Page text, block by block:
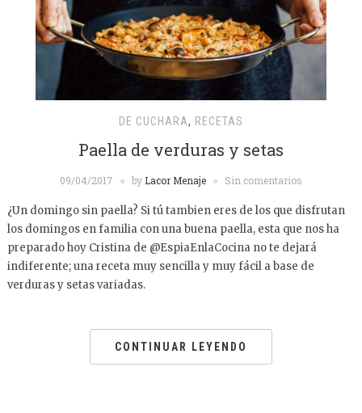
DE CUCHARA, RECETAS
Paella de verduras y setas
09/04/2017 by Lacor Menaje Sin comentarios
¿Un domingo sin paella? Si tú tambien eres de los que disfrutan
los domingos en familia con una buena paella, esta que nos ha
preparado hoy Cristina de @EspiaEnlaCocina no te dejará
indiferente; una receta muy sencilla y muy fácil a base de
verduras y setas variadas.
CONTINUAR LEYENDO